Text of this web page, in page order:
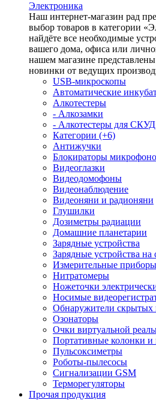
Электроника
Наш интернет-магазин рад
выбор товаров в категории
найдёте все необходимые
вашего дома, офиса или
нашем магазине
новинки от ведущих
USB-микроскопы
Автоматические
Алкотестеры
- Алкозамки
- Алкотестеры для СКУД
Категории (+6)
Антижучки
Блокираторы
Видеоглазки
Видеодомофоны
Видеонаблюдение
Видеоняни и радионяни
Глушилки
Дозиметры радиации
Домашние планетарии
Зарядные устройства
Зарядные устройства на
Измерительные приборы
Нитратомеры
Ножеточки
Носимые
Обнаружители скрытых
Озонаторы
Очки виртуальной
Портативные колонки
Пульсоксиметры
Роботы-пылесосы
Сигнализации GSM
Терморегуляторы
Прочая продукция